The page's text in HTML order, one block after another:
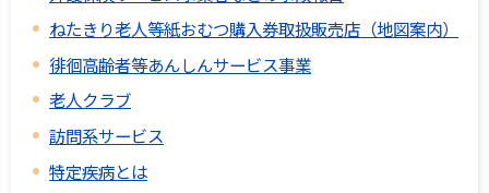
ねたきり老人等紙おむつ購入券取扱販売店（地図案内）
徘徊高齢者等あんしんサービス事業
老人クラブ
訪問系サービス
特定疾病とは